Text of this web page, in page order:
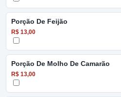
Porção De Feijão
R$ 13,00
Porção De Molho De Camarão
R$ 13,00